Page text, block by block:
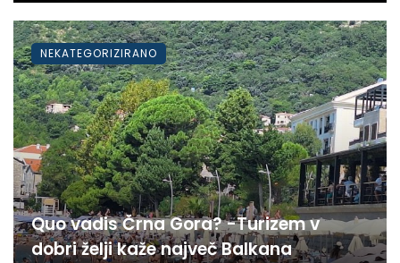
Quo vadis Črna Gora? -Turizem v
dobri želji kaže največ Balkana
NEKATEGORIZIRANO